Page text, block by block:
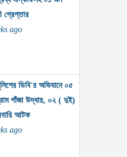
গ্রেপ্তার
ago
ডিবি'র অভিযানে ০৫
গাঁজা উদ্ধার, ০২ ( দুই)
আটক
ago